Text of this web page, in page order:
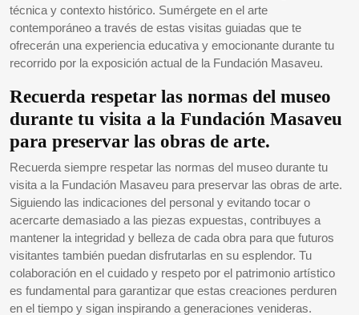
técnica y contexto histórico. Sumérgete en el arte
contemporáneo a través de estas visitas guiadas que te
ofrecerán una experiencia educativa y emocionante durante tu
recorrido por la exposición actual de la Fundación Masaveu.
Recuerda respetar las normas del museo
durante tu visita a la Fundación Masaveu
para preservar las obras de arte.
Recuerda siempre respetar las normas del museo durante tu
visita a la Fundación Masaveu para preservar las obras de arte.
Siguiendo las indicaciones del personal y evitando tocar o
acercarte demasiado a las piezas expuestas, contribuyes a
mantener la integridad y belleza de cada obra para que futuros
visitantes también puedan disfrutarlas en su esplendor. Tu
colaboración en el cuidado y respeto por el patrimonio artístico
es fundamental para garantizar que estas creaciones perduren
en el tiempo y sigan inspirando a generaciones venideras.